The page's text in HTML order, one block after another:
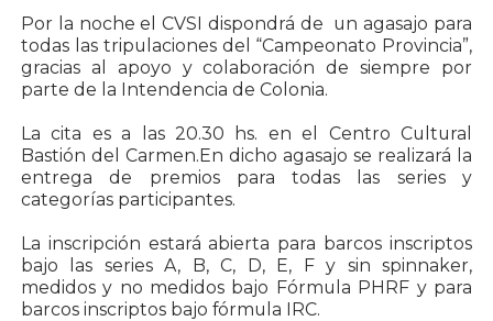
Por la noche el CVSI dispondrá de un agasajo para
todas las tripulaciones del “Campeonato Provincia”,
gracias al apoyo y colaboración de siempre por
parte de la Intendencia de Colonia.
La cita es a las 20.30 hs. en el Centro Cultural
Bastión del Carmen.En dicho agasajo se realizará la
entrega de premios para todas las series y
categorías participantes.
La inscripción estará abierta para barcos inscriptos
bajo las series A, B, C, D, E, F y sin spinnaker,
medidos y no medidos bajo Fórmula PHRF y para
barcos inscriptos bajo fórmula IRC.